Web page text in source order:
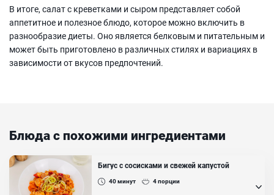
В итоге, салат с креветками и сыром представляет собой
аппетитное и полезное блюдо, которое можно включить в
разнообразие диеты. Оно является белковым и питательным и
может быть приготовлено в различных стилях и вариациях в
зависимости от вкусов предпочтений.
Блюда с похожими ингредиентами
Бигус с сосисками и свежей капустой
40минут 4порции